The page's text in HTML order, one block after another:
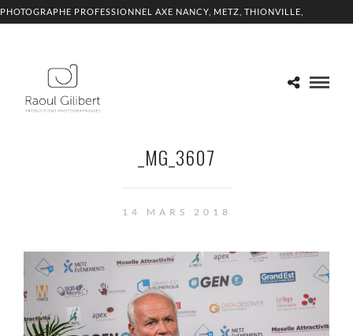
PHOTOGRAPHE PROFESSIONNEL AXE NANCY, METZ, THIONVILLE,
_MG_3607
14 MARS 2018